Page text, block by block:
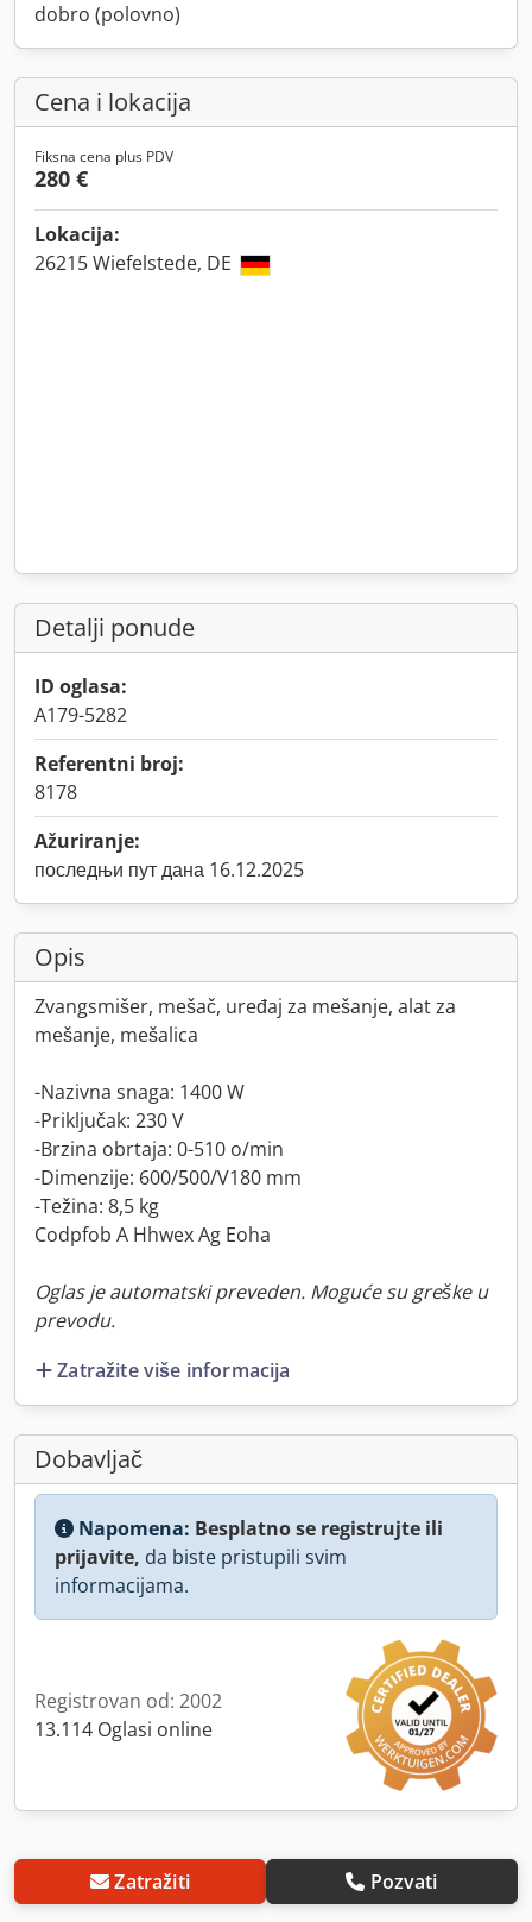
dobro (polovno)
Cena i lokacija
Fiksna cena plus PDV
280 €
Lokacija:
26215 Wiefelstede, DE
Detalji ponude
ID oglasa:
A179-5282
Referentni broj:
8178
Ažuriranje:
последњи пут дана 16.12.2025
Opis
Zvangsmišer, mešač, uređaj za mešanje, alat za
mešanje, mešalica
-Nazivna snaga: 1400 W
-Priključak: 230 V
-Brzina obrtaja: 0-510 o/min
-Dimenzije: 600/500/V180 mm
-Težina: 8,5 kg
Codpfob A Hhwex Ag Eoha
Oglas je automatski preveden. Moguće su greške u
prevodu.
Zatražite više informacija
Dobavljač
Napomena: Besplatno se registrujte ili
prijavite, da biste pristupili svim
informacijama.
Registrovan od: 2002
13.114 Oglasi online
Zatražiti Pozvati